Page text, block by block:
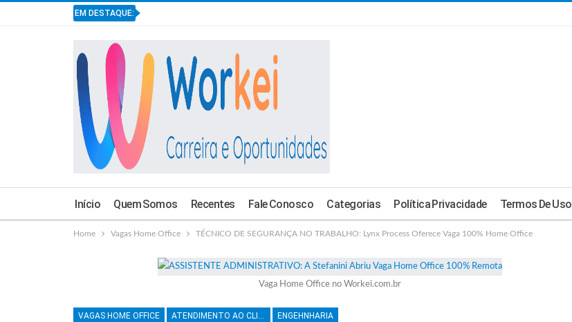
EM DESTAQUE:
Início Quem Somos Recentes Fale Conosco Categorias Política Privacidade Termos De Uso
Home Vagas Home Office TÉCNICO DE SEGURANÇA NO TRABALHO: Lynx Process Oferece Vaga 100% Home Office
Vaga Home Office no Workei.com.br
VAGAS HOME OFFICE ATENDIMENTO AO CLIENTE ENGEHNHARIA